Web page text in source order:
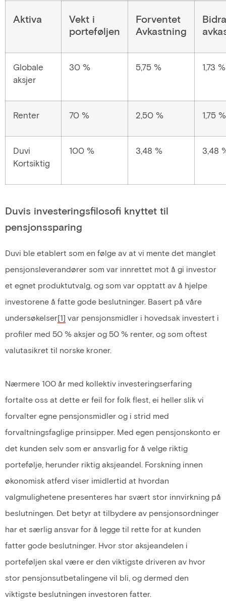
Aktiva
Vekt i
porteføljen
Forventet
Avkastning
Globale
aksjer
30 % 5,75 % 1,73 %
Renter 70 % 2,50 % 1,75 %
Duvi
Kortsiktig
100 % 3,48 % 3,48
Duvis investeringsfilosofi knyttet til
pensjonssparing
Duvi ble etablert som en følge av at vi mente det manglet
pensjonsleverandører som var innrettet mot å gi investor
et egnet produktutvalg, og som var opptatt av å hjelpe
investorene å fatte gode beslutninger. Basert på våre
undersøkelser[1] var pensjonsmidler i hovedsak investert i
profiler med 50 % aksjer og 50 % renter, og som oftest
valutasikret til norske kroner.
Nærmere 100 år med kollektiv investeringserfaring
fortalte oss at dette er feil for folk flest, ei heller slik vi
forvalter egne pensjonsmidler og i strid med
forvaltningsfaglige prinsipper. Med egen pensjonskonto er
det kunden selv som er ansvarlig for å velge riktig
portefølje, herunder riktig aksjeandel. Forskning innen
økonomisk atferd viser imidlertid at hvordan
valgmulighetene presenteres har svært stor innvirkning på
beslutningen. Det betyr at tilbydere av pensjonsordninger
har et særlig ansvar for å legge til rette for at kunden
fatter gode beslutninger. Hvor stor aksjeandelen i
porteføljen skal være er den viktigste driveren av hvor
stor pensjonsutbetalingene vil bli, og dermed den
viktigste beslutningen investoren fatter.